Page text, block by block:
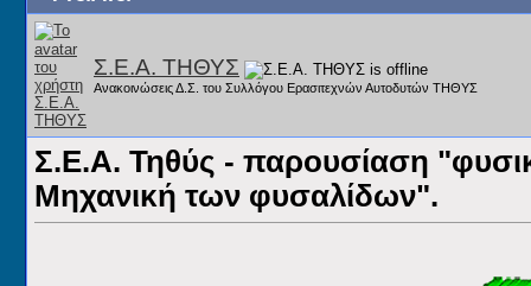
Σ.Ε.Α. ΤΗΘΥΣ
Ανακοινώσεις Δ.Σ. του Συλλόγου Ερασιτεχνών Αυτοδυτών ΤΗΘΥΣ
Σ.Ε.Α. Τηθύς - παρουσίαση
Μηχανική των φυσαλίδων".